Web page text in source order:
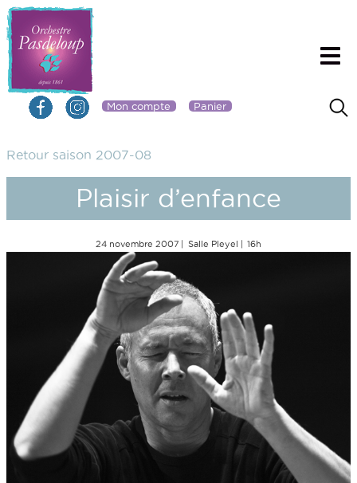
Mon compte Panier
Retour saison 2007-08
Plaisir d’enfance
24 novembre 2007 Salle Pleyel 16h